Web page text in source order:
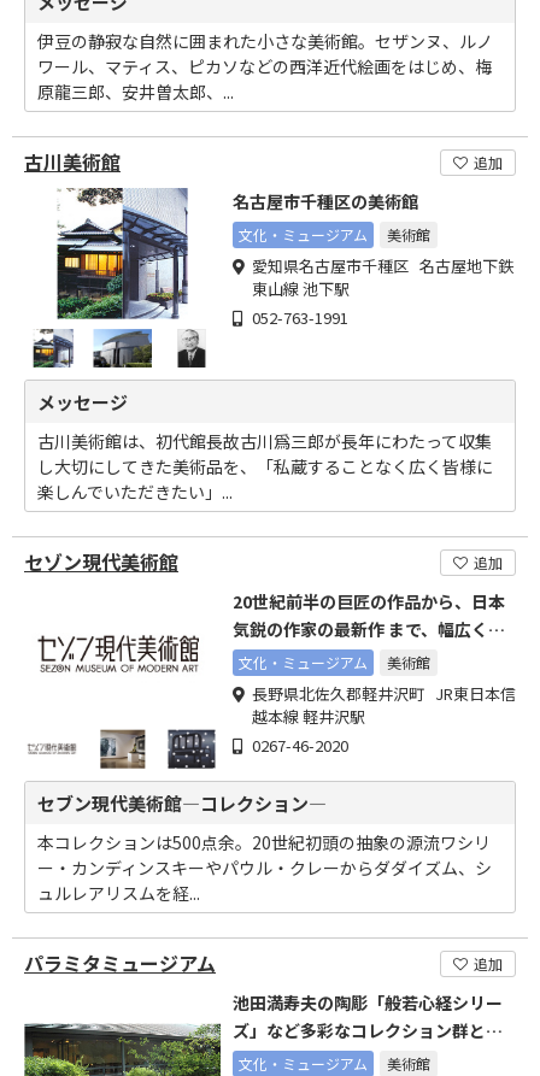
伊豆の静寂な自然に囲まれた小さな美術館。セザンヌ、ルノ
ワール、マティス、ピカソなどの西洋近代絵画をはじめ、梅
原龍三郎、安井曽太郎、...
古川美術館 追加
名古屋市千種区の美術館
文化・ミュージアム 美術館
愛知県名古屋市千種区 名古屋地下鉄
東山線 池下駅
052-763-1991
メッセージ
古川美術館は、初代館長故古川爲三郎が長年にわたって収集
し大切にしてきた美術品を、「私蔵することなく広く皆様に
楽しんでいただきたい」...
セゾン現代美術館 追加
20世紀前半の巨匠の作品から、日本
気鋭の作家の最新作 まで、幅広く収
集展示。
文化・ミュージアム 美術館
長野県北佐久郡軽井沢町 JR東日本信
越本線 軽井沢駅
0267-46-2020
セブン現代美術館―コレクション―
本コレクションは500点余。20世紀初頭の抽象の源流ワシリ
ー・カンディンスキーやパウル・クレーからダダイズム、シ
ュルレアリスムを経...
パラミタミュージアム 追加
池田満寿夫の陶彫「般若心経シリー
ズ」など多彩なコレクション群と、
魅力あふれる企画展
文化・ミュージアム 美術館